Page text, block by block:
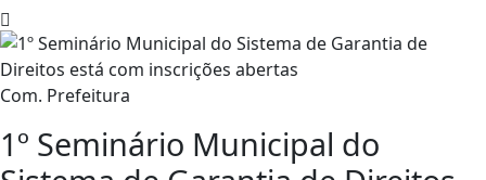
Com. Prefeitura
1º Seminário Municipal do